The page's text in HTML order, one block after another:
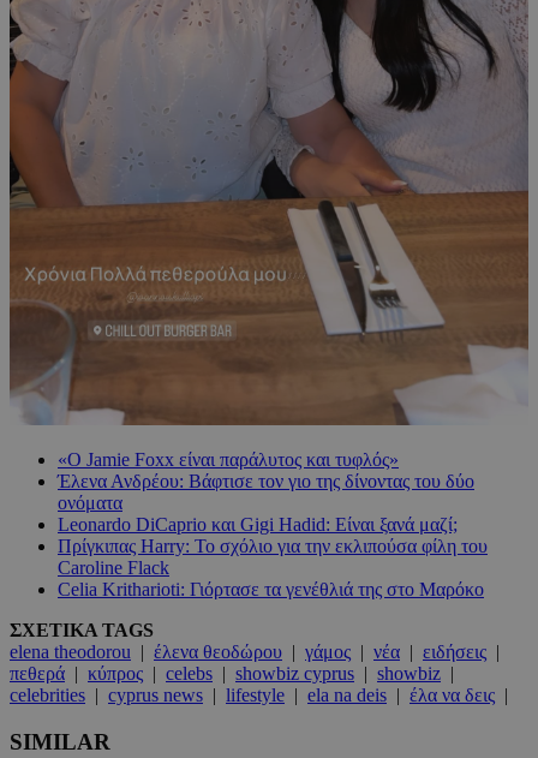
«Ο Jamie Foxx είναι παράλυτος και τυφλός»
Έλενα Ανδρέου: Βάφτισε τον γιο της δίνοντας του δύο
ονόματα
Leonardo DiCaprio και Gigi Hadid: Είναι ξανά μαζί;
Πρίγκιπας Harry: Το σχόλιο για την εκλιπούσα φίλη του
Caroline Flack
Celia Kritharioti: Γιόρτασε τα γενέθλιά της στο Μαρόκο
ΣΧΕΤΙΚΑ TAGS
elena theodorou | έλενα θεοδώρου | γάμος | νέα | ειδήσεις |
πεθερά | κύπρος | celebs | showbiz cyprus | showbiz |
celebrities | cyprus news | lifestyle | ela na deis | έλα να δεις |
SIMILAR